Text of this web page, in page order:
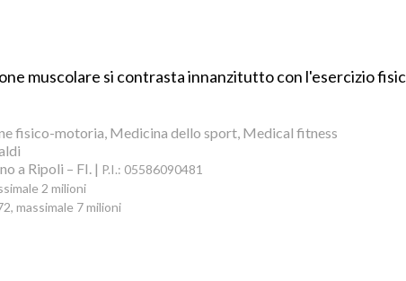
muscolare si contrasta innanzitutto con l'esercizio
fisico-motoria, Medicina dello sport, Medical fitness
a Ripoli – FI. | P.I.: 05586090481
2 milioni
massimale 7 milioni